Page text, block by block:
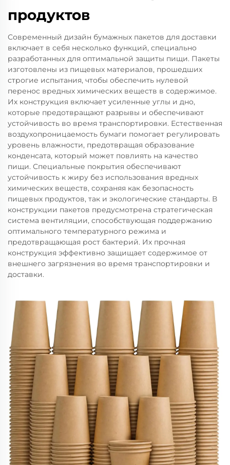
продуктов
Современный дизайн бумажных пакетов для доставки
включает в себя несколько функций, специально
разработанных для оптимальной защиты пищи. Пакеты
изготовлены из пищевых материалов, прошедших
строгие испытания, чтобы обеспечить нулевой
перенос вредных химических веществ в содержимое.
Их конструкция включает усиленные углы и дно,
которые предотвращают разрывы и обеспечивают
устойчивость во время транспортировки. Естественная
воздухопроницаемость бумаги помогает регулировать
уровень влажности, предотвращая образование
конденсата, который может повлиять на качество
пищи. Специальные покрытия обеспечивают
устойчивость к жиру без использования вредных
химических веществ, сохраняя как безопасность
пищевых продуктов, так и экологические стандарты. В
конструкции пакетов предусмотрена стратегическая
система вентиляции, способствующая поддержанию
оптимального температурного режима и
предотвращающая рост бактерий. Их прочная
конструкция эффективно защищает содержимое от
внешнего загрязнения во время транспортировки и
доставки.